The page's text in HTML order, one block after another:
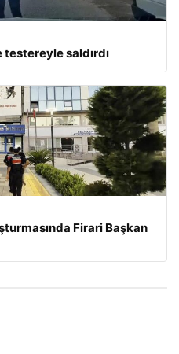
testereyle saldırdı
Firari Başkan